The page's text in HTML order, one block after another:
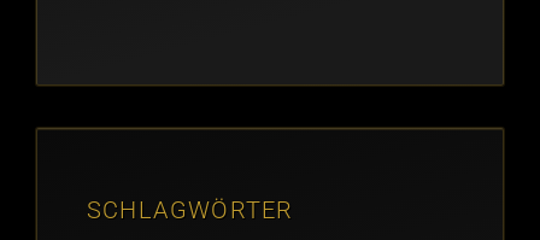
SCHLAGWÖRTER